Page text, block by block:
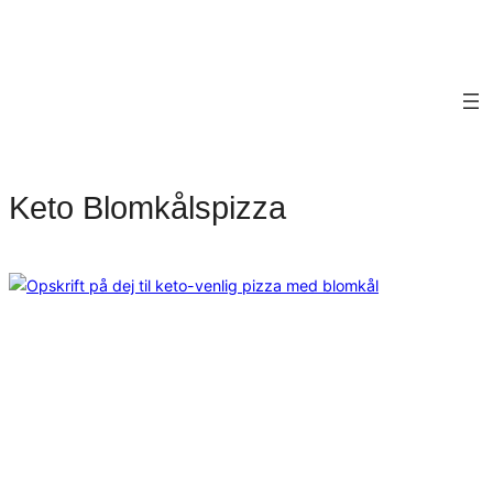
Keto Blomkålspizza